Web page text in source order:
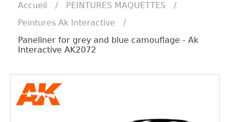
Accueil / PEINTURES MAQUETTES
/
Peintures Ak Interactive
/
Paneliner for grey and blue camouflage - Ak
Interactive AK2072